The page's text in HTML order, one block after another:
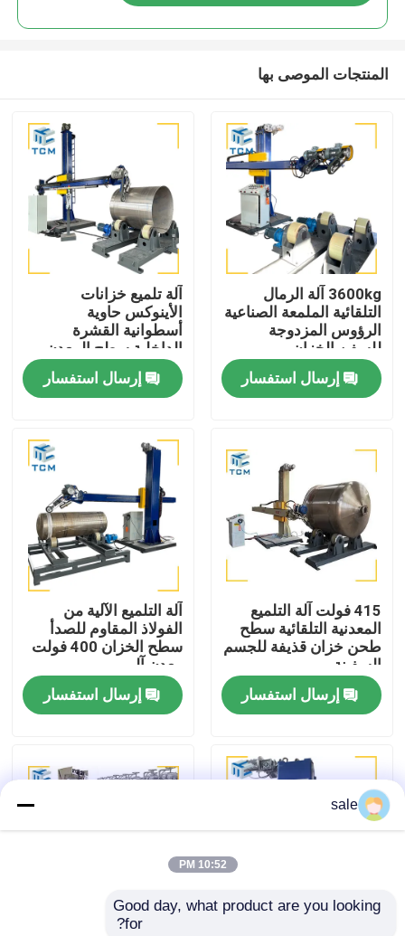
حولنا
جولة في المصنع
مراقبة الجودة
اتصل بنا
أخبار
القضايا
المنتجات الموصى بها
3600kg آلة الرمال
التلقائية الملمعة الصناعية
الرؤوس المزدوجة
للسفن الخزان
إرسال استفسار
آلة تلميع خزانات
الأينوكس حاوية
أسطوانية القشرة
الداخلية سطح المعدن
طحن البولندي
إرسال استفسار
415 فولت آلة التلميع
المعدنية التلقائية سطح
طحن خزان قذيفة للجسم
السفينة
إرسال استفسار
آلة التلميع الآلية من
الفولاذ المقاوم للصدأ
سطح الخزان 400 فولت
معدن آلي
إرسال استفسار
آلة طلاء سطح المصفاة
sale
10:52 PM
Good day, what product are you looking
for?